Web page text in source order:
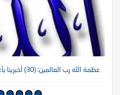
عظمة الله رب العالمين: (30) أخبرينا بأعجب شيء رأيته من رسول الله